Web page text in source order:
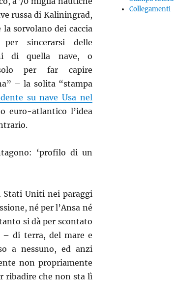
russa di Kaliningrad,
la sorvolano dei caccia
sincerarsi delle
di quella nave, o
per far capire
– la solita “stampa
su nave Usa nel
euro-atlantico l’idea
‘profilo di un
Stati Uniti nei paraggi
né per l’Ansa né
si dà per scontato
– di terra, del mare e
a nessuno, ed anzi
non propriamente
ribadire che non sta lì
Collegamenti